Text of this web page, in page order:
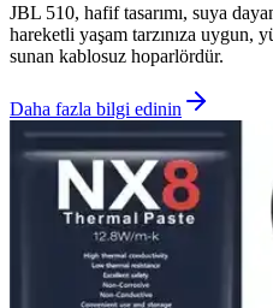
JBL 510, hafif tasarımı, suya
hareketli yaşam tarzınıza uygun,
sunan kablosuz hoparlördür.
Daha fazla bilgi edinin